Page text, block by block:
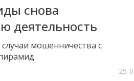
снова
деятельность
мошенничества с
25-